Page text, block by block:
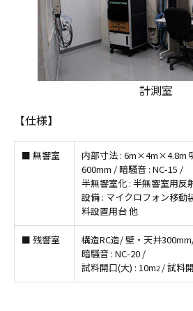
計測室
【仕様】
■ 無響室
内部寸法 : 6m×4m×4.8m
600mm / 暗騒音 : NC-15 /
半無響室化 : 半無響室用反
設備 : マイクロフォン移動
料設置用台 他
■ 残響室 構造RC造/ 壁・天井
暗騒音 : NC-20 /
試料開口(大) : 10m2/ 試料